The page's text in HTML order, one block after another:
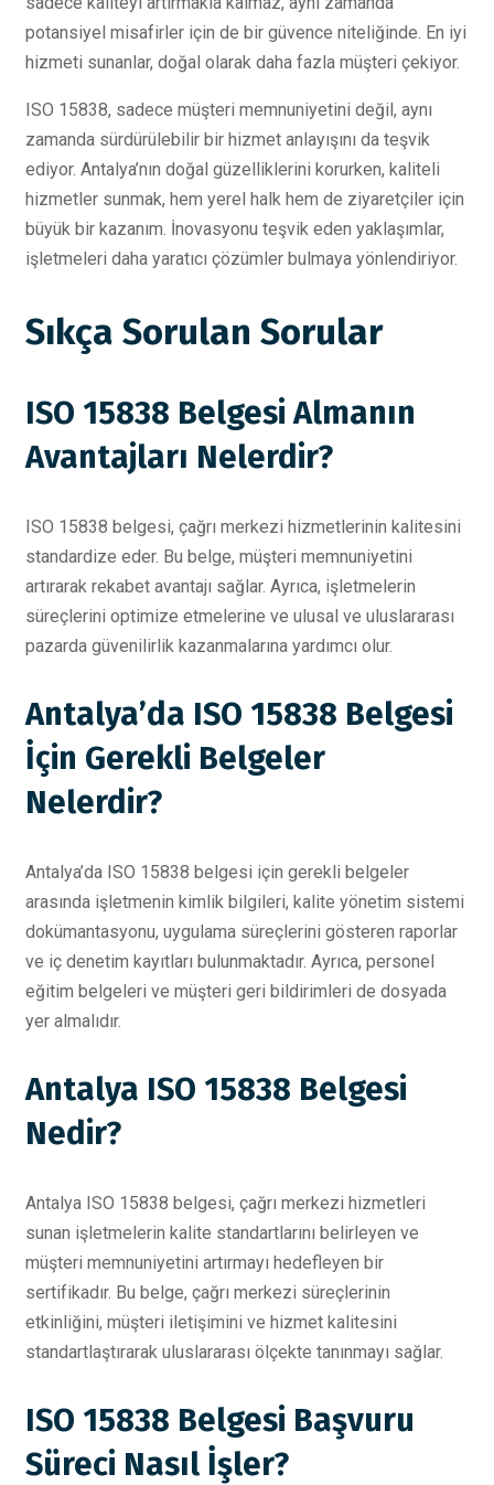
potansiyel misafirler için de bir güvence niteliğinde. En iyi
hizmeti sunanlar, doğal olarak daha fazla müşteri çekiyor.
ISO 15838, sadece müşteri memnuniyetini değil, aynı
zamanda sürdürülebilir bir hizmet anlayışını da teşvik
ediyor. Antalya’nın doğal güzelliklerini korurken, kaliteli
hizmetler sunmak, hem yerel halk hem de ziyaretçiler için
büyük bir kazanım. İnovasyonu teşvik eden yaklaşımlar,
işletmeleri daha yaratıcı çözümler bulmaya yönlendiriyor.
Sıkça Sorulan Sorular
ISO 15838 Belgesi Almanın
Avantajları Nelerdir?
ISO 15838 belgesi, çağrı merkezi hizmetlerinin kalitesini
standardize eder. Bu belge, müşteri memnuniyetini
artırarak rekabet avantajı sağlar. Ayrıca, işletmelerin
süreçlerini optimize etmelerine ve ulusal ve uluslararası
pazarda güvenilirlik kazanmalarına yardımcı olur.
Antalya’da ISO 15838 Belgesi
İçin Gerekli Belgeler
Nelerdir?
Antalya’da ISO 15838 belgesi için gerekli belgeler
arasında işletmenin kimlik bilgileri, kalite yönetim sistemi
dokümantasyonu, uygulama süreçlerini gösteren raporlar
ve iç denetim kayıtları bulunmaktadır. Ayrıca, personel
eğitim belgeleri ve müşteri geri bildirimleri de dosyada
yer almalıdır.
Antalya ISO 15838 Belgesi
Nedir?
Antalya ISO 15838 belgesi, çağrı merkezi hizmetleri
sunan işletmelerin kalite standartlarını belirleyen ve
müşteri memnuniyetini artırmayı hedefleyen bir
sertifikadır. Bu belge, çağrı merkezi süreçlerinin
etkinliğini, müşteri iletişimini ve hizmet kalitesini
standartlaştırarak uluslararası ölçekte tanınmayı sağlar.
ISO 15838 Belgesi Başvuru
Süreci Nasıl İşler?